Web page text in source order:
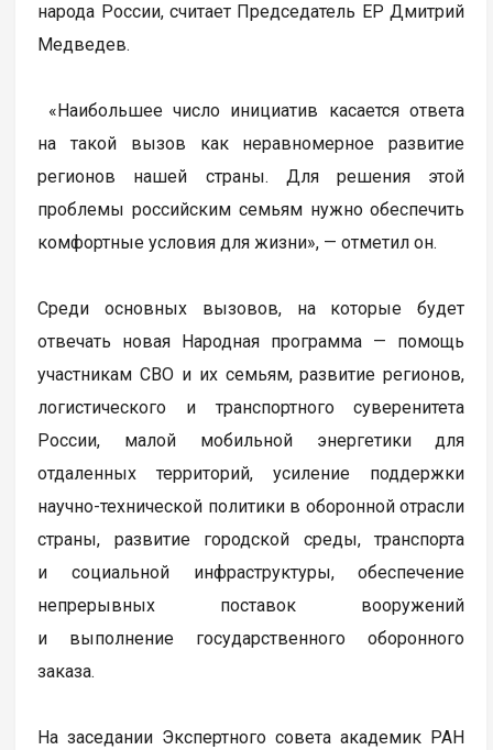
народа России, считает Председатель ЕР Дмитрий
Медведев.
«Наибольшее число инициатив касается ответа
на такой вызов как неравномерное развитие
регионов нашей страны. Для решения этой
проблемы российским семьям нужно обеспечить
комфортные условия для жизни», — отметил он.
Среди основных вызовов, на которые будет
отвечать новая Народная программа — помощь
участникам СВО и их семьям, развитие регионов,
логистического и транспортного суверенитета
России, малой мобильной энергетики для
отдаленных территорий, усиление поддержки
научно-технической политики в оборонной отрасли
страны, развитие городской среды, транспорта
и социальной инфраструктуры, обеспечение
непрерывных поставок вооружений
и выполнение государственного оборонного
заказа.
На заседании Экспертного совета академик РАН